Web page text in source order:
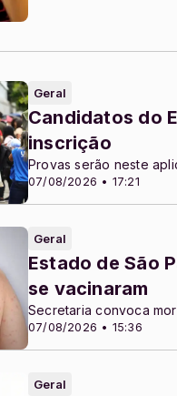
Geral
07/08/2026 • 17:21
Candidatos do
inscrição
Provas serão neste
Geral
07/08/2026 • 15:36
Estado de São
se vacinaram
Secretaria convoca
Geral